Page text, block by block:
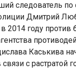
следователь
Дмитрий
в 2014 году
Каськива
с растратой